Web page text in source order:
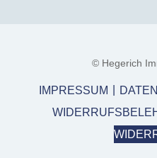
© Hegerich
IMPRESSUM